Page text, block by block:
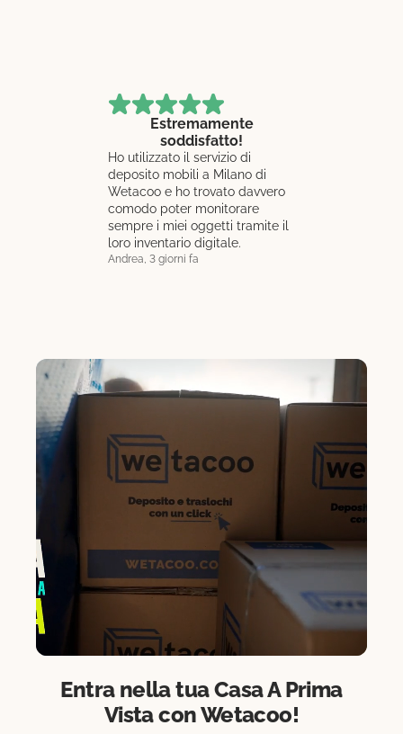
Estremamente
soddisfatto!
Ho utilizzato il servizio di
deposito mobili a Milano di
Wetacoo e ho trovato davvero
comodo poter monitorare
sempre i miei oggetti tramite il
loro inventario digitale.
Andrea, 3 giorni fa
Entra nella tua Casa A Prima
Vista con Wetacoo!